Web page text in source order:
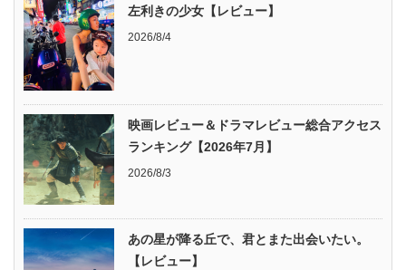
左利きの少女【レビュー】
2026/8/4
映画レビュー＆ドラマレビュー総合アクセス
ランキング【2026年7月】
2026/8/3
あの星が降る丘で、君とまた出会いたい。
【レビュー】